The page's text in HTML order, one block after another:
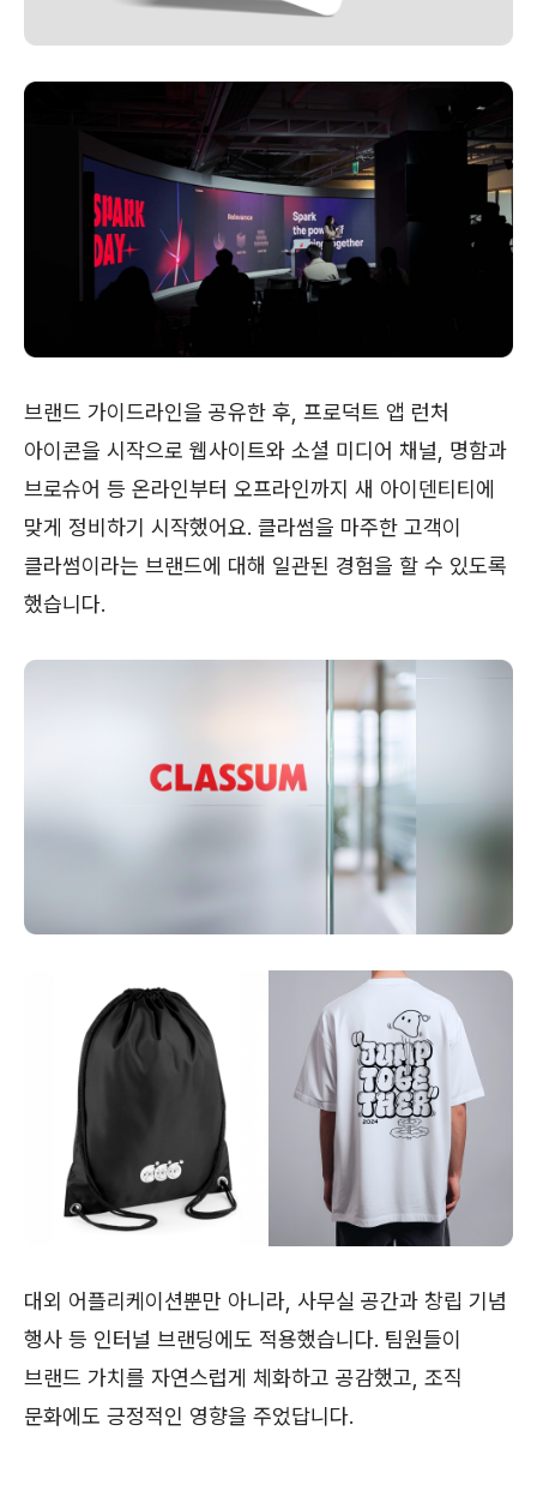
브랜드 가이드라인을 공유한 후, 프로덕트 앱 런처
아이콘을 시작으로 웹사이트와 소셜 미디어 채널, 명함과
브로슈어 등 온라인부터 오프라인까지 새 아이덴티티에
맞게 정비하기 시작했어요. 클라썸을 마주한 고객이
클라썸이라는 브랜드에 대해 일관된 경험을 할 수 있도록
했습니다.
대외 어플리케이션뿐만 아니라, 사무실 공간과 창립 기념
행사 등 인터널 브랜딩에도 적용했습니다. 팀원들이
브랜드 가치를 자연스럽게 체화하고 공감했고, 조직
문화에도 긍정적인 영향을 주었답니다.